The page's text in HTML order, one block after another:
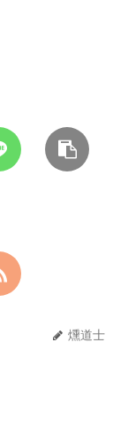
燻道士